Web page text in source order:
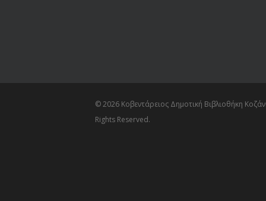
© 2026 Κοβεντάρειος Δημοτική Βιβλιοθήκη
Rights Reserved.